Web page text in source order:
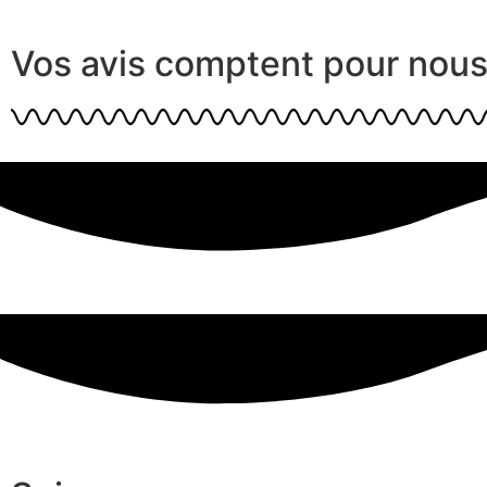
Vos avis comptent pour nous